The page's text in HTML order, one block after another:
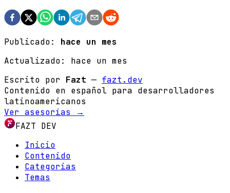
Publicado:
hace un mes
Actualizado: hace un mes
Escrito por Fazt — fazt.dev
Contenido en español para desarrolladores
latinoamericanos
Ver asesorías →
FAZT DEV
Inicio
Contenido
Categorias
Temas